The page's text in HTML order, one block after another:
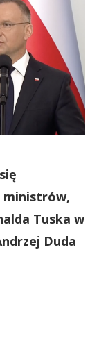
ministrów,
Tuska w
Duda